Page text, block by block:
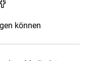
können